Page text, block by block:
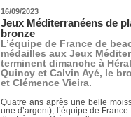
16/09/2023
Jeux Méditerranéens de
bronze
L’équipe de France de
médailles aux Jeux
terminent dimanche à
Quincy et Calvin Ayé, le
et Clémence Vieira.
Quatre ans après une belle
une d’argent), l’équipe de